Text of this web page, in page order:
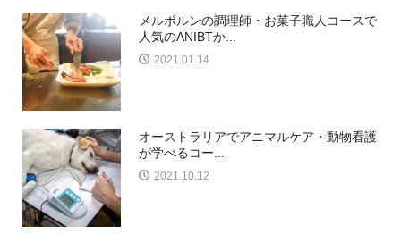
メルボルンの調理師・お菓子職人コースで
人気のANIBTか...
2021.01.14
オーストラリアでアニマルケア・動物看護
が学べるコー...
2021.10.12